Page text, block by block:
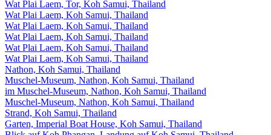
Wat Plai Laem, Tor, Koh Samui, Thailand
Wat Plai Laem, Koh Samui, Thailand
Wat Plai Laem, Koh Samui, Thailand
Wat Plai Laem, Koh Samui, Thailand
Wat Plai Laem, Koh Samui, Thailand
Wat Plai Laem, Koh Samui, Thailand
Nathon, Koh Samui, Thailand
Muschel-Museum, Nathon, Koh Samui, Thailand
im Muschel-Museum, Nathon, Koh Samui, Thailand
Muschel-Museum, Nathon, Koh Samui, Thailand
Strand, Koh Samui, Thailand
Garten, Imperial Boat House, Koh Samui, Thailand